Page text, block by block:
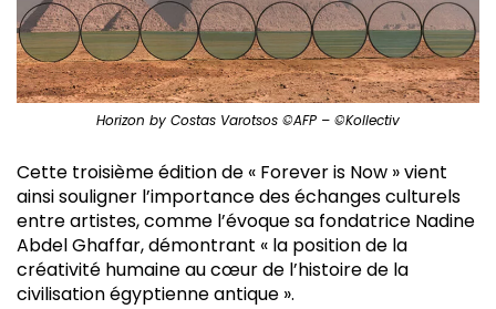
Horizon by Costas Varotsos ©AFP – ©Kollectiv
Cette troisième édition de « Forever is Now » vient
ainsi souligner l’importance des échanges culturels
entre artistes, comme l’évoque sa fondatrice Nadine
Abdel Ghaffar, démontrant « la position de la
créativité humaine au cœur de l’histoire de la
civilisation égyptienne antique ».